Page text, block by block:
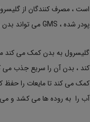
است ، مصرف کنندگان از
پودر شده ، GMS می تواند بدن را هیدراته نگه دارد و به عضله سازی کمک کند.
گلیسرول به بدن کمک می کند
کند ، بدن آن را سریع جذب
کمک می کند تا مایعات را حفظ
آب را به روده ها می کشد و می